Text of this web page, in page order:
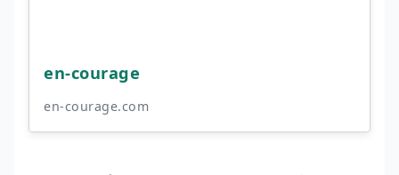
en-courage
en-courage.com